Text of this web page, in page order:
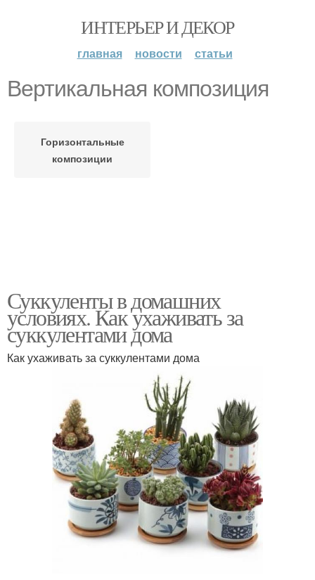
ИНТЕРЬЕР И ДЕКОР
главная новости статьи
Вертикальная композиция
Горизонтальные
композиции
Суккуленты в домашних
условиях. Как ухаживать за
суккулентами дома
Как ухаживать за суккулентами дома